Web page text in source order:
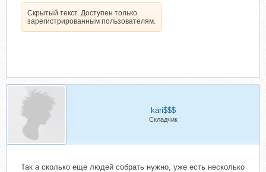
Скрытый текст. Доступен только
зарегистрированным пользователям.
kari$$$
Складчик
Так а сколько еще людей собрать нужно, уже есть несколько